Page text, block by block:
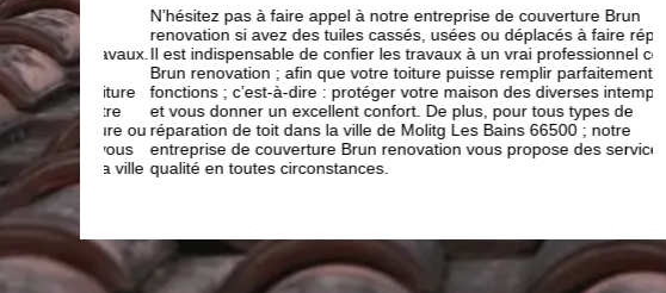
Brun
travaux.
le
de toiture
de votre
toiture ou
pour vous
la ville
N’hésitez pas à faire appel à notre entreprise de couverture Brun
renovation si avez des tuiles cassés, usées ou déplacés à faire réparer.
Il est indispensable de confier les travaux à un vrai professionnel comme
Brun renovation ; afin que votre toiture puisse remplir parfaitement ces
fonctions ; c’est-à-dire : protéger votre maison des diverses intempéries
et vous donner un excellent confort. De plus, pour tous types de
réparation de toit dans la ville de Molitg Les Bains 66500 ; notre
entreprise de couverture Brun renovation vous propose des services de
qualité en toutes circonstances.